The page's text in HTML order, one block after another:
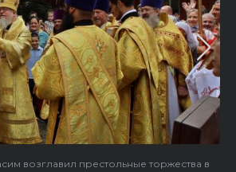
возглавил престольные торжества в